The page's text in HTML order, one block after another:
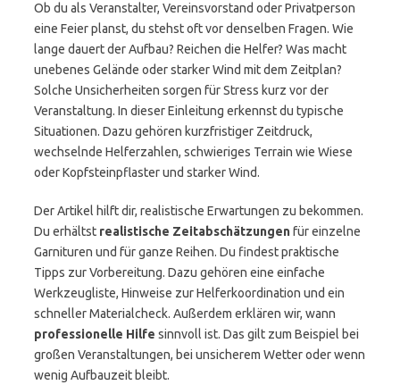
Ob du als Veranstalter, Vereinsvorstand oder Privatperson
eine Feier planst, du stehst oft vor denselben Fragen. Wie
lange dauert der Aufbau? Reichen die Helfer? Was macht
unebenes Gelände oder starker Wind mit dem Zeitplan?
Solche Unsicherheiten sorgen für Stress kurz vor der
Veranstaltung. In dieser Einleitung erkennst du typische
Situationen. Dazu gehören kurzfristiger Zeitdruck,
wechselnde Helferzahlen, schwieriges Terrain wie Wiese
oder Kopfsteinpflaster und starker Wind.
Der Artikel hilft dir, realistische Erwartungen zu bekommen.
Du erhältst realistische Zeitabschätzungenfür einzelne
Garnituren und für ganze Reihen. Du findest praktische
Tipps zur Vorbereitung. Dazu gehören eine einfache
Werkzeugliste, Hinweise zur Helferkoordination und ein
schneller Materialcheck. Außerdem erklären wir, wann
professionelle Hilfe sinnvoll ist. Das gilt zum Beispiel bei
großen Veranstaltungen, bei unsicherem Wetter oder wenn
wenig Aufbauzeit bleibt.